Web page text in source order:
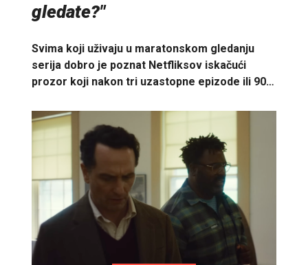
gledate?"
Svima koji uživaju u maratonskom gledanju
serija dobro je poznat Netfliksov iskačući
prozor koji nakon tri uzastopne epizode ili 90…